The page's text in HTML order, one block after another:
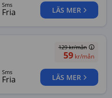
sms
Fria LÄS MER
sms
Fria
129kr/mån
59kr/mån
LÄS MER